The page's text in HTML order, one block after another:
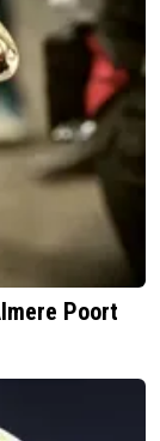
Poort